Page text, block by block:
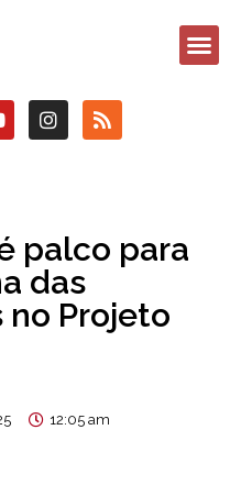
palco para
das
no Projeto
12:05 am